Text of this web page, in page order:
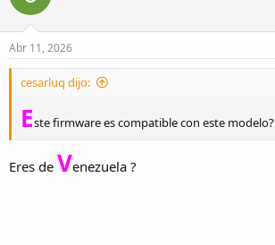
i
o
n
s
Abr 11, 2026
cesarluq dijo:
Este firmware es compatible con este modelo?
Eres de Venezuela ?